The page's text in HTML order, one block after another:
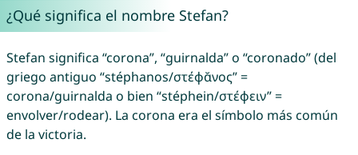
¿Qué significa el nombre Stefan?
Stefan significa “corona”, “guirnalda” o “coronado” (del
griego antiguo “stéphanos/στέφᾰνος” =
corona/guirnalda o bien “stéphein/στέφειν” =
envolver/rodear). La corona era el símbolo más común
de la victoria.